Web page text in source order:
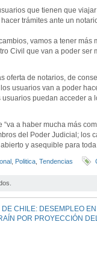
que tienen que
trámites ante un
vamos a tener
Civil que van a poder ser
oferta de notarios, de
usuarios van a poder
puedan acceder a
“va a haber mucha más
del Poder Judicial; los
y asequible para
Politica Tendencias
CHILE: DESEMPLEO
POR PROYECCIÓN